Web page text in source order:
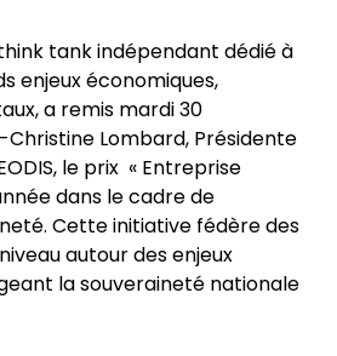
tank indépendant dédié à
enjeux économiques,
a remis mardi 30
Lombard, Présidente
le prix « Entreprise
dans le cadre de
Cette initiative fédère des
autour des enjeux
la souveraineté nationale